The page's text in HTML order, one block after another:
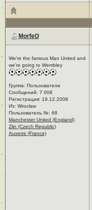
MorfeO
We're the famous Man United and
we're going to Wembley
Группа: Пользователи
Сообщений: 7 008
Регистрация: 19.12.2008
Из: Wrocław
Пользователь №: 68
Manchester United (England)
Zlin (Czech Republic)
Auxerre (France)